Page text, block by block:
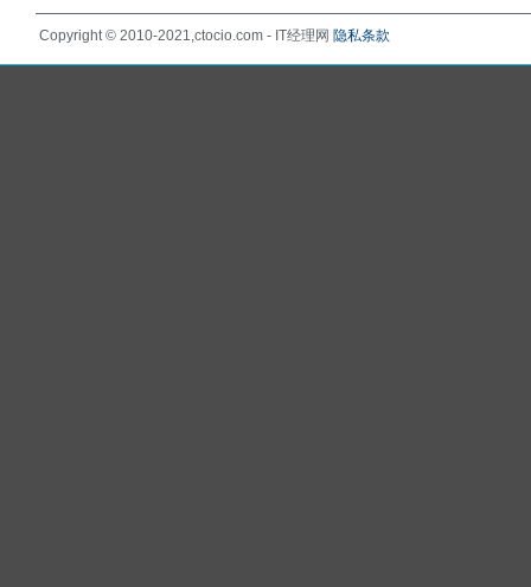
Copyright © 2010-2021,ctocio.com - IT经理网 隐私条款